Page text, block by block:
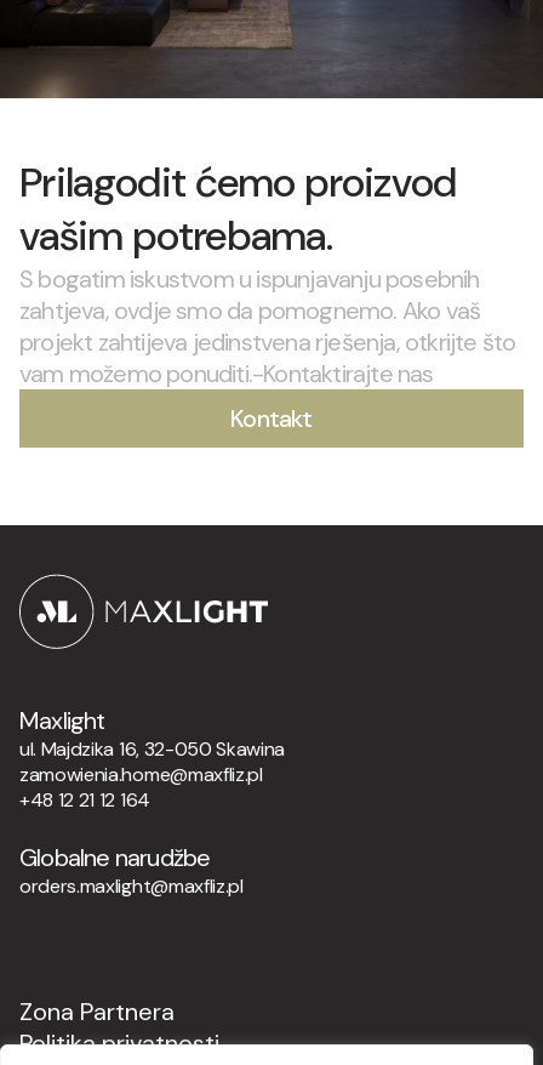
Prilagodit ćemo proizvod
vašim potrebama.
S bogatim iskustvom u ispunjavanju posebnih
zahtjeva, ovdje smo da pomognemo. Ako vaš
projekt zahtijeva jedinstvena rješenja, otkrijte što
vam možemo ponuditi.-Kontaktirajte nas
Kontakt
Maxlight
ul. Majdzika 16, 32-050 Skawina
zamowienia.home@maxfliz.pl
+48 12 21 12 164
Globalne narudžbe
orders.maxlight@maxfliz.pl
Zona Partnera
Politika privatnosti